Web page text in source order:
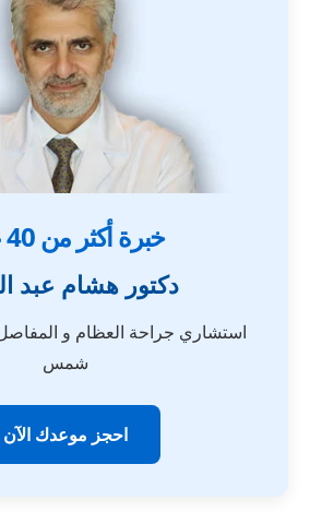
خبرة أكثر من 40 عام
دكتور هشام عبد
استشاري جراحة العظام و
شمس
احجز موعدك الآن